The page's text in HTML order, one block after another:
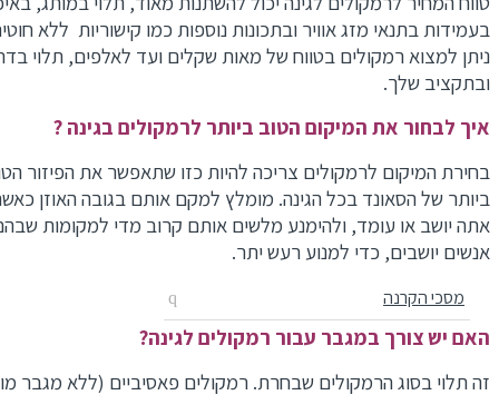
מסכי הקרנה
בעמידות בתנאי מזג אוויר ובתכונות נוספות כמו קישוריות ללא
ניתן למצוא רמקולים בטווח של מאות שקלים ועד לאלפים, תלוי
ובתקציב שלך.
איך לבחור את המיקום הטוב ביותר לרמקולים בגינה ?
בחירת המיקום לרמקולים צריכה להיות כזו שתאפשר את הפיזור
ביותר של הסאונד בכל הגינה. מומלץ למקם אותם בגובה האוזן כאשר
אתה יושב או עומד, ולהימנע מלשים אותם קרוב מדי למקומות שבהם
אנשים יושבים, כדי למנוע רעש יתר.
האם יש צורך במגבר עבור רמקולים לגינה?
זה תלוי בסוג הרמקולים שבחרת. רמקולים פאסיביים (ללא מגבר